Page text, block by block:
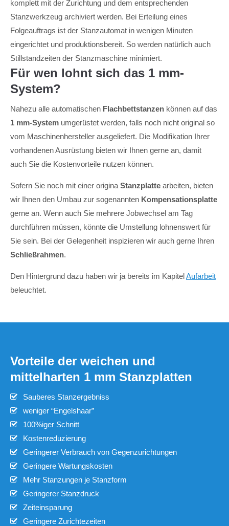
komplett mit der Zurichtung und dem entsprechenden
Stanzwerkzeug archiviert werden. Bei Erteilung eines
Folgeauftrags ist der Stanzautomat in wenigen Minuten
eingerichtet und produktionsbereit. So werden natürlich auch
Stillstandzeiten der Stanzmaschine minimiert.
Für wen lohnt sich das 1 mm-
System?
Nahezu alle automatischen Flachbettstanzen können auf das
1 mm-System umgerüstet werden, falls noch nicht original so
vom Maschinenhersteller ausgeliefert. Die Modifikation Ihrer
vorhandenen Ausrüstung bieten wir Ihnen gerne an, damit
auch Sie die Kostenvorteile nutzen können.
Sofern Sie noch mit einer origina Stanzplatte arbeiten, bieten
wir Ihnen den Umbau zur sogenannten Kompensationsplatte
gerne an. Wenn auch Sie mehrere Jobwechsel am Tag
durchführen müssen, könnte die Umstellung lohnenswert für
Sie sein. Bei der Gelegenheit inspizieren wir auch gerne Ihren
Schließrahmen.
Den Hintergrund dazu haben wir ja bereits im KapitelAufarbeit
beleuchtet.
Vorteile der weichen und
mittelharten 1 mm Stanzplatten
Sauberes Stanzergebniss
weniger “Engelshaar”
100%iger Schnitt
Kostenreduzierung
Geringerer Verbrauch von Gegenzurichtungen
Geringere Wartungskosten
Mehr Stanzungen je Stanzform
Geringerer Stanzdruck
Zeiteinsparung
Geringere Zurichtezeiten